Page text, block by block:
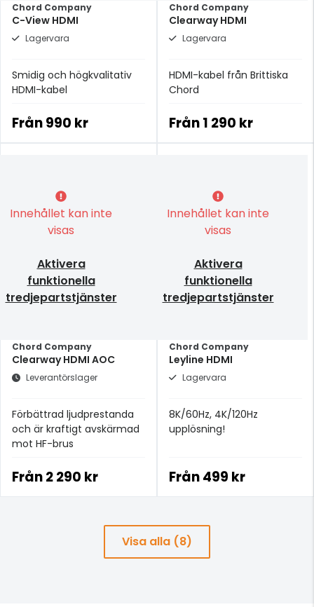
Chord Company
C-View HDMI
Lagervara
Smidig och högkvalitativ
HDMI-kabel
Från990 kr
Chord Company
Clearway HDMI
Lagervara
HDMI-kabel från Brittiska
Chord
Från1 290 kr
Innehållet kan inte
visas
Aktivera
funktionella
tredjepartstjänster
Chord Company
Clearway HDMI AOC
Leverantörslager
Förbättrad ljudprestanda
och är kraftigt avskärmad
mot HF-brus
Från2 290 kr
Innehållet kan inte
visas
Aktivera
funktionella
tredjepartstjänster
Chord Company
Leyline HDMI
Lagervara
8K/60Hz, 4K/120Hz
upplösning!
Från499 kr
Visa alla (8)